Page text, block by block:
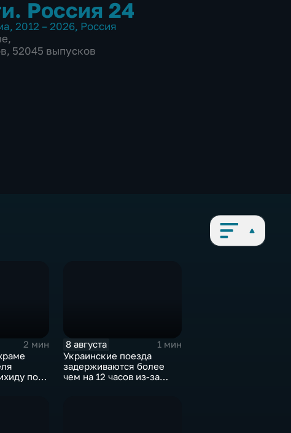
Россия 24
, 2012 – 2026, Россия
,
52045 выпусков
2 мин
по
8 августа
1 мин
Украинские поезда
задерживаются более
чем на 12 часов из-за